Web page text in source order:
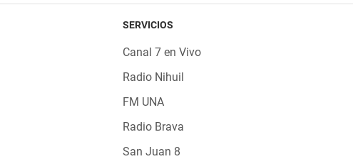
SERVICIOS
Canal 7 en Vivo
Radio Nihuil
FM UNA
Radio Brava
San Juan 8